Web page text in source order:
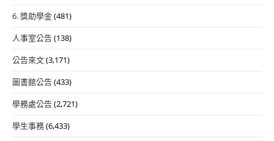
6. 獎助學金(481)
人事室公告(138)
公告來文(3,171)
圖書館公告(433)
學務處公告(2,721)
學生事務(6,433)